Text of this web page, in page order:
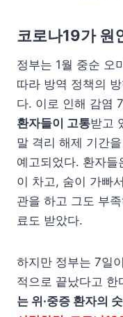
코로나19가 원
정부는 1월 중순 오
따라 방역 정책의
다. 이로 인해 감염
환자들이 고통받고
말 격리 해제 기간
예고되었다. 환자들
이 차고, 숨이 가빠
관을 하고 그도 부
료도 받았다.
하지만 정부는 7일
적으로 끝났다고 한
는 위·중증 환자의